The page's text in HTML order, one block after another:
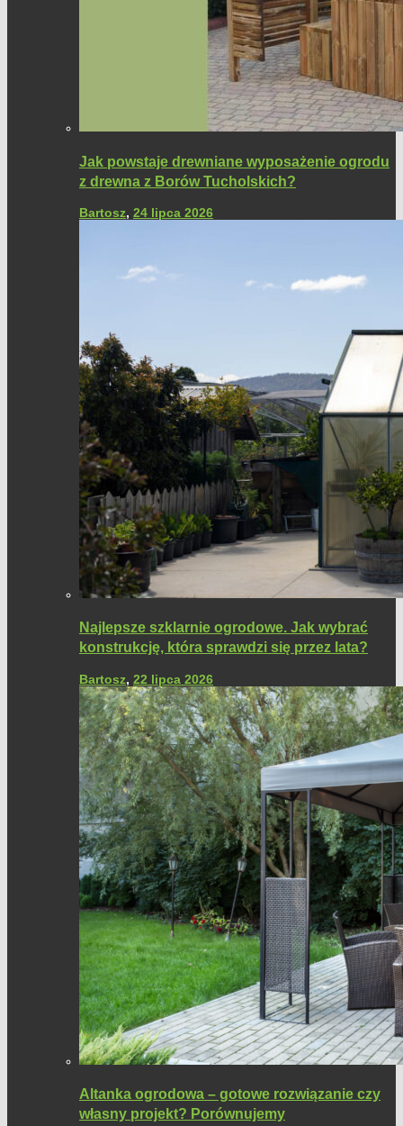
Jak powstaje drewniane wyposażenie ogrodu
z drewna z Borów Tucholskich?
Bartosz, 24 lipca 2026
Najlepsze szklarnie ogrodowe. Jak wybrać
konstrukcję, która sprawdzi się przez lata?
Bartosz, 22 lipca 2026
Altanka ogrodowa – gotowe rozwiązanie czy
własny projekt? Porównujemy